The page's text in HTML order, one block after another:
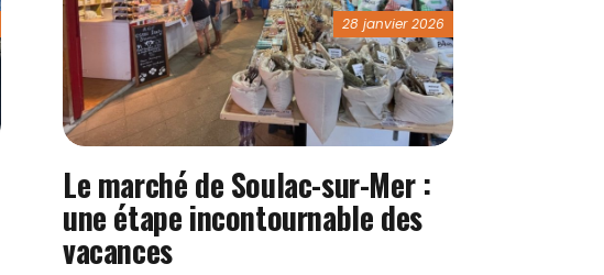
28 janvier 2026
Le marché de Soulac-sur-Mer :
une étape incontournable des
vacances